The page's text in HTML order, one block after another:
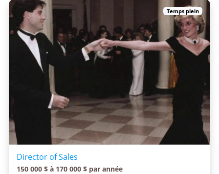
Temps plein
Director of Sales
150 000 $ à 170 000 $ par année